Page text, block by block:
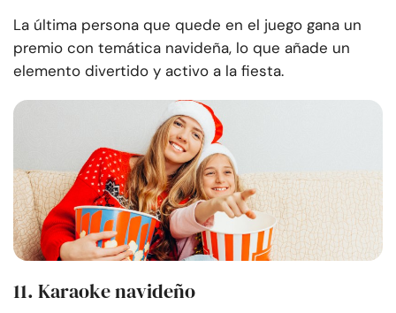
La última persona que quede en el juego gana un
premio con temática navideña, lo que añade un
elemento divertido y activo a la fiesta.
11. Karaoke navideño